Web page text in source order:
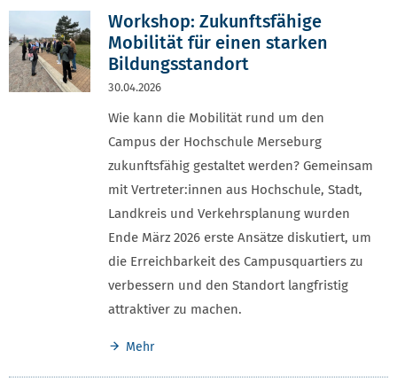
Workshop: Zukunftsfähige
Mobilität für einen starken
Bildungsstandort
30.04.2026
Wie kann die Mobilität rund um den
Campus der Hochschule Merseburg
zukunftsfähig gestaltet werden? Gemeinsam
mit Vertreter:innen aus Hochschule, Stadt,
Landkreis und Verkehrsplanung wurden
Ende März 2026 erste Ansätze diskutiert, um
die Erreichbarkeit des Campusquartiers zu
verbessern und den Standort langfristig
attraktiver zu machen.
Mehr